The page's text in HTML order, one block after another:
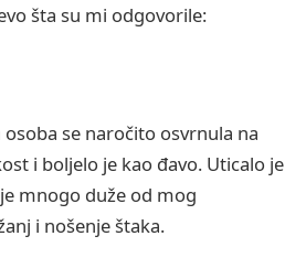
šta su mi odgovorile:
se naročito osvrnula na
i boljelo je kao đavo. Uticalo je
mnogo duže od mog
i nošenje štaka.